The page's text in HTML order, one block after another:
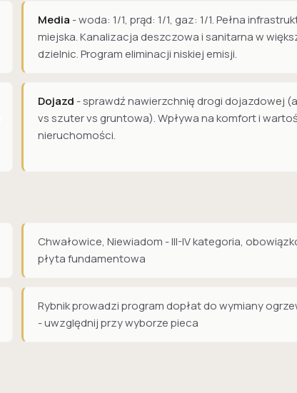
Media - woda: 1/1, prąd: 1/1, gaz: 1/1. Pełna
miejska. Kanalizacja deszczowa i sanitarna w
dzielnic. Program eliminacji niskiej emisji.
Dojazd - sprawdź nawierzchnię drogi dojazdowej
vs szuter vs gruntowa). Wpływa na komfort i
nieruchomości.
Chwałowice, Niewiadom - III-IV kategoria,
płyta fundamentowa
Rybnik prowadzi program dopłat do wymiany
- uwzględnij przy wyborze pieca